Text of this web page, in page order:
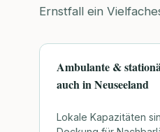
Ernstfall ein
Ambulante &
auch in Neuseeland
Lokale Kapazitäten